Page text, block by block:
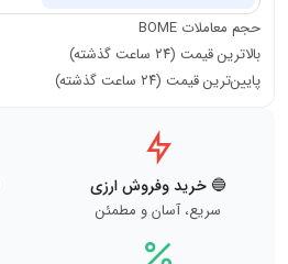
حجم معاملات BOME
بالاترین قیمت (۲۴ ساعت گذشته)
پایین‌ترین قیمت (۲۴ ساعت گذشته)
🔵 خرید وفروش ارزی
سریع، آسان و مطمئن